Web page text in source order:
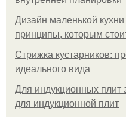
Дизайн маленькой
принципы, которым
Стрижка кустарников:
идеального вида
Для индукционных плит
для индукционной плит